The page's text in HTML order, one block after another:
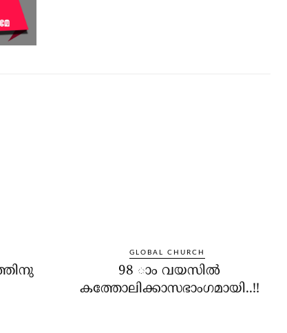
GLOBAL CHURCH
98 ാം വയസില്‍
കത്തോലിക്കാസഭാംഗമായി..!!